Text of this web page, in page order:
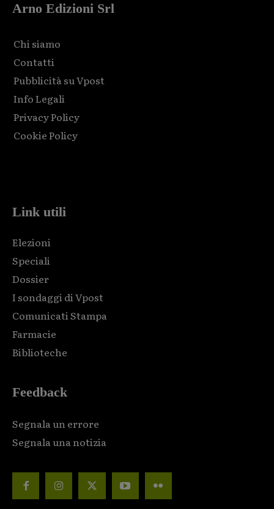
Arno Edizioni Srl
Chi siamo
Contatti
Pubblicità su Vpost
Info Legali
Privacy Policy
Cookie Policy
Link utili
Elezioni
Speciali
Dossier
I sondaggi di Vpost
Comunicati Stampa
Farmacie
Biblioteche
Feedback
Segnala un errore
Segnala una notizia